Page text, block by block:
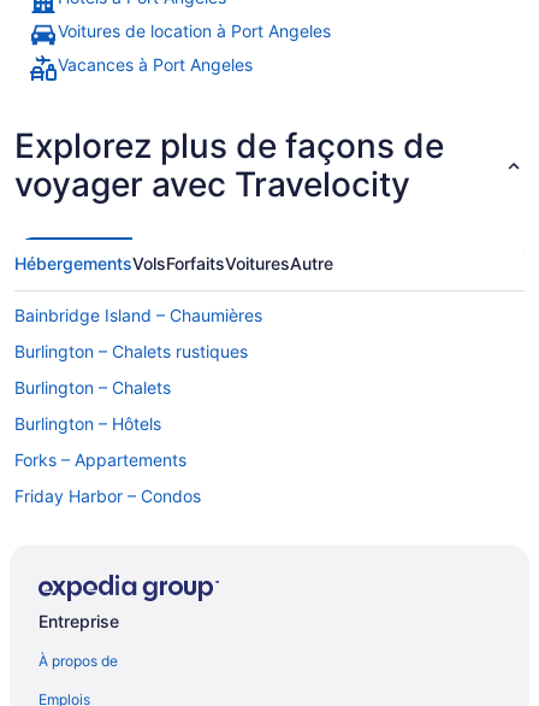
Voitures de location à Port Angeles
Vacances à Port Angeles
Explorez plus de façons de
voyager avec Travelocity
HébergementsVolsForfaitsVoituresAutre
Bainbridge Island – Chaumières
Burlington – Chalets rustiques
Burlington – Chalets
Burlington – Hôtels
Forks – Appartements
Friday Harbor – Condos
Suquamish – Hôtels
Entreprise
À propos de
Emplois